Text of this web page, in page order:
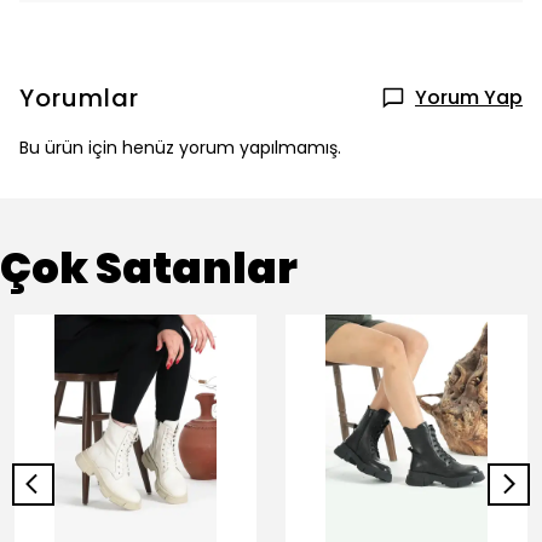
Yorumlar Yorum Yap
Bu ürün için henüz yorum yapılmamış.
Çok Satanlar